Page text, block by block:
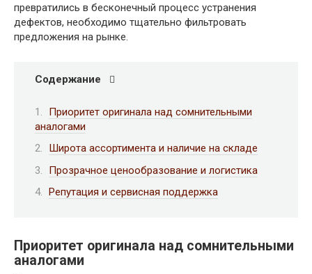
превратились в бесконечный процесс устранения
дефектов, необходимо тщательно фильтровать
предложения на рынке.
Содержание
Приоритет оригинала над сомнительными
аналогами
Широта ассортимента и наличие на складе
Прозрачное ценообразование и логистика
Репутация и сервисная поддержка
Приоритет оригинала над сомнительными
аналогами